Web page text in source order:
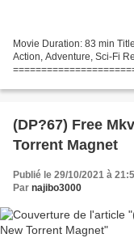
Movie Duration: 83 min
Action, Adventure, Sci-Fi
actors:...
(DP?67) Free
Torrent Magnet
Publié le 29/10/2021 à
Par najibo3000